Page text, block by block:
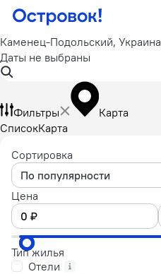
Каменец-Подольский, Украина
Даты не выбраны
Фильтры
Карта
СписокКарта
Сортировка
По популярности
Цена
Тип жилья
Отели